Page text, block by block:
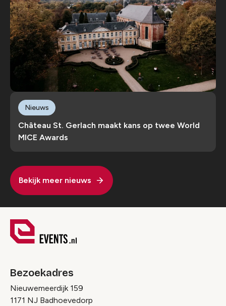
Château St. Gerlach maakt kans op twee World
MICE Awards
Nieuws
Bekijk meer nieuws
Bezoekadres
Nieuwemeerdijk 159
1171 NJ Badhoevedorp